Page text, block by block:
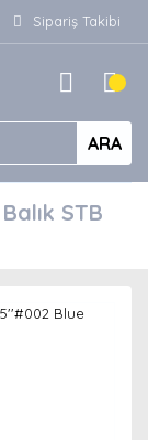
Sipariş Takibi
ARA
STB